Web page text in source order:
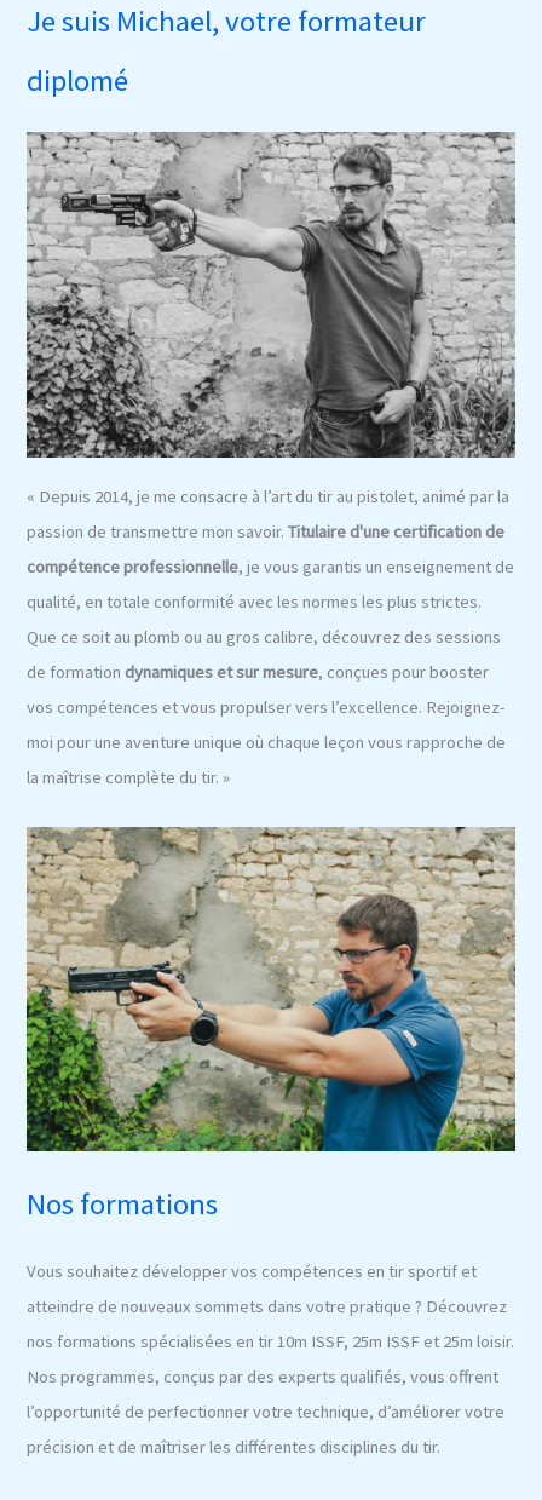
25m Loisir
Je suis Michael, votre formateur
diplomé
« Depuis 2014, je me consacre à l’art du tir au pistolet, animé par la
passion de transmettre mon savoir.Titulaire d'une certification de
compétence professionnelle, je vous garantis un enseignement de
qualité, en totale conformité avec les normes les plus strictes.
Que ce soit au plomb ou au gros calibre, découvrez des sessions
de formation dynamiques et sur mesure, conçues pour booster
vos compétences et vous propulser vers l’excellence. Rejoignez-
moi pour une aventure unique où chaque leçon vous rapproche de
la maîtrise complète du tir. »
Nos formations
Vous souhaitez développer vos compétences en tir sportif et
atteindre de nouveaux sommets dans votre pratique ? Découvrez
nos formations spécialisées en tir 10m ISSF, 25m ISSF et 25m loisir.
Nos programmes, conçus par des experts qualifiés, vous offrent
l’opportunité de perfectionner votre technique, d’améliorer votre
précision et de maîtriser les différentes disciplines du tir.